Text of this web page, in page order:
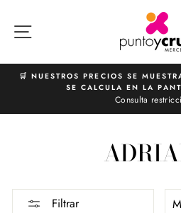
directamente
🛒 NUESTROS PRECIOS SE
SE CALCULA EN LA
Consulta
Filtrar